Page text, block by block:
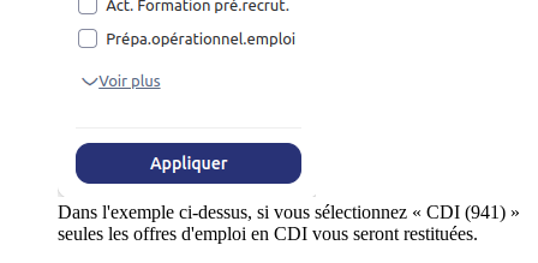
Dans l'exemple ci-dessus, si vous sélectionnez « CDI (941) »
seules les offres d'emploi en CDI vous seront restituées.